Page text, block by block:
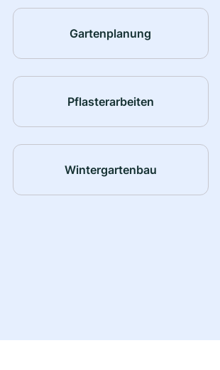
Gartenplanung
Pflasterarbeiten
Wintergartenbau